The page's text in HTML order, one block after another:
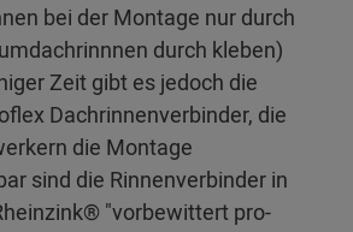
bei der Montage nur durch
durch kleben)
Zeit gibt es jedoch die
Dachrinnenverbinder, die
die Montage
sind die Rinnenverbinder in
"vorbewittert pro-